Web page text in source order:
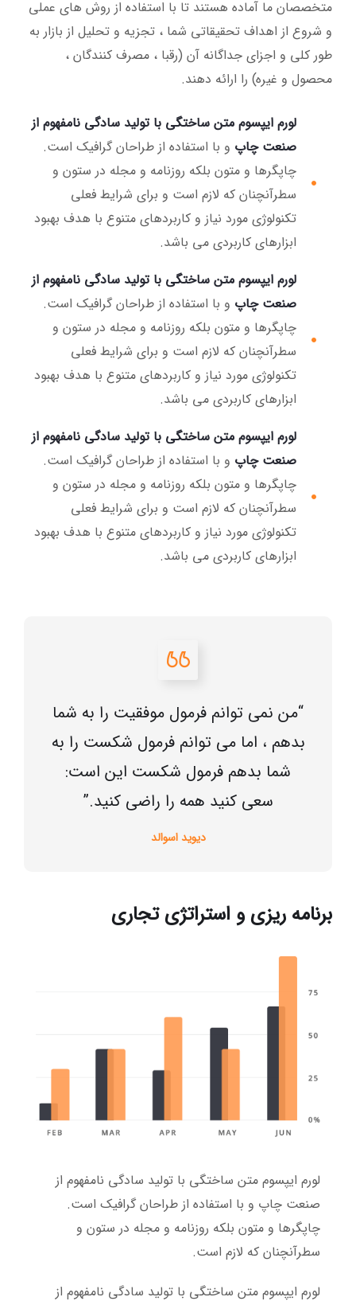
متخصصان ما آماده هستند تا با استفاده از روش های عملی
و شروع از اهداف تحقیقاتی شما ، تجزیه و تحلیل از بازار به
طور کلی و اجزای جداگانه آن (رقبا ، مصرف کنندگان ،
محصول و غیره) را ارائه دهند.
لورم ایپسوم متن ساختگی با تولید سادگی نامفهوم از
صنعت چاپ و با استفاده از طراحان گرافیک است.
چاپگرها و متون بلکه روزنامه و مجله در ستون و
سطرآنچنان که لازم است و برای شرایط فعلی
تکنولوژی مورد نیاز و کاربردهای متنوع با هدف بهبود
ابزارهای کاربردی می باشد.
لورم ایپسوم متن ساختگی با تولید سادگی نامفهوم از
صنعت چاپ و با استفاده از طراحان گرافیک است.
چاپگرها و متون بلکه روزنامه و مجله در ستون و
سطرآنچنان که لازم است و برای شرایط فعلی
تکنولوژی مورد نیاز و کاربردهای متنوع با هدف بهبود
ابزارهای کاربردی می باشد.
لورم ایپسوم متن ساختگی با تولید سادگی نامفهوم از
صنعت چاپ و با استفاده از طراحان گرافیک است.
چاپگرها و متون بلکه روزنامه و مجله در ستون و
سطرآنچنان که لازم است و برای شرایط فعلی
تکنولوژی مورد نیاز و کاربردهای متنوع با هدف بهبود
ابزارهای کاربردی می باشد.
“من نمی توانم فرمول موفقیت را به شما
بدهم ، اما می توانم فرمول شکست را به
شما بدهم فرمول شکست این است:
سعی کنید همه را راضی کنید.”
دیوید اسوالد
برنامه ریزی و استراتژی تجاری
لورم ایپسوم متن ساختگی با تولید سادگی نامفهوم از
صنعت چاپ و با استفاده از طراحان گرافیک است.
چاپگرها و متون بلکه روزنامه و مجله در ستون و
سطرآنچنان که لازم است.
لورم ایپسوم متن ساختگی با تولید سادگی نامفهوم از